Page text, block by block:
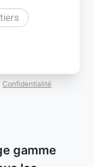
Confidentialité
gamme